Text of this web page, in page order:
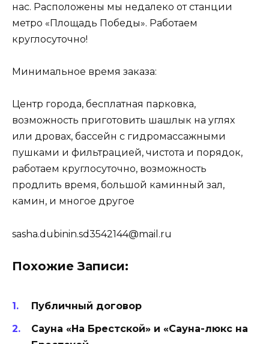
нас. Расположены мы недалеко от станции
метро «Площадь Победы». Работаем
круглосуточно!
Минимальное время заказа:
Центр города, бесплатная парковка,
возможность приготовить шашлык на углях
или дровах, бассейн с гидромассажными
пушками и фильтрацией, чистота и порядок,
работаем круглосуточно, возможность
продлить время, большой каминный зал,
камин, и многое другое
sasha.dubinin.sd3542144@mail.ru
Похожие Записи:
Публичный договор
Сауна «На Брестской» и «Сауна-люкс на